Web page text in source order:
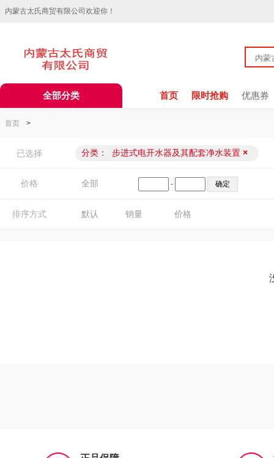
内蒙古太氏商贸有限公司欢迎你！
全部分类 首页 限时抢购 优惠券
首页 >
已选择 分类： 步进式电开水器及其配套净水装置 ×
价格 全部 -
排序方式 默认 销量 价格